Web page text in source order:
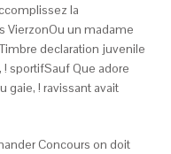
la
VierzonOu un madame
declaration juvenile
sportifSauf Que adore
gaie, ! ravissant avait
Concours on doit